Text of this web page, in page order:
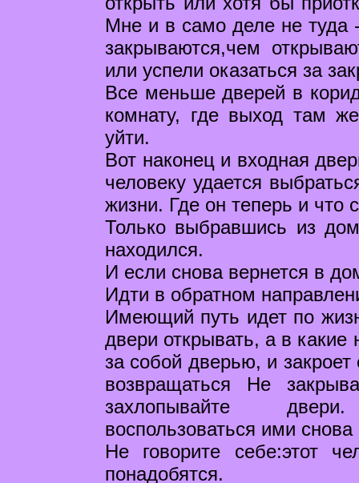
Мне и в само деле не туда
закрываются,чем
или успели оказаться за
Все меньше дверей в
комнату, где выход там
уйти.
Вот наконец и входная
человеку удается
жизни. Где он теперь и что
Только выбравшись из
находился.
И если снова вернется в
Идти в обратном
Имеющий путь идет по
двери открывать, а в какие
за собой дверью, и
возвращаться Не
захлопывайте
воспользоваться ими
Не говорите себе:этот
понадобятся.